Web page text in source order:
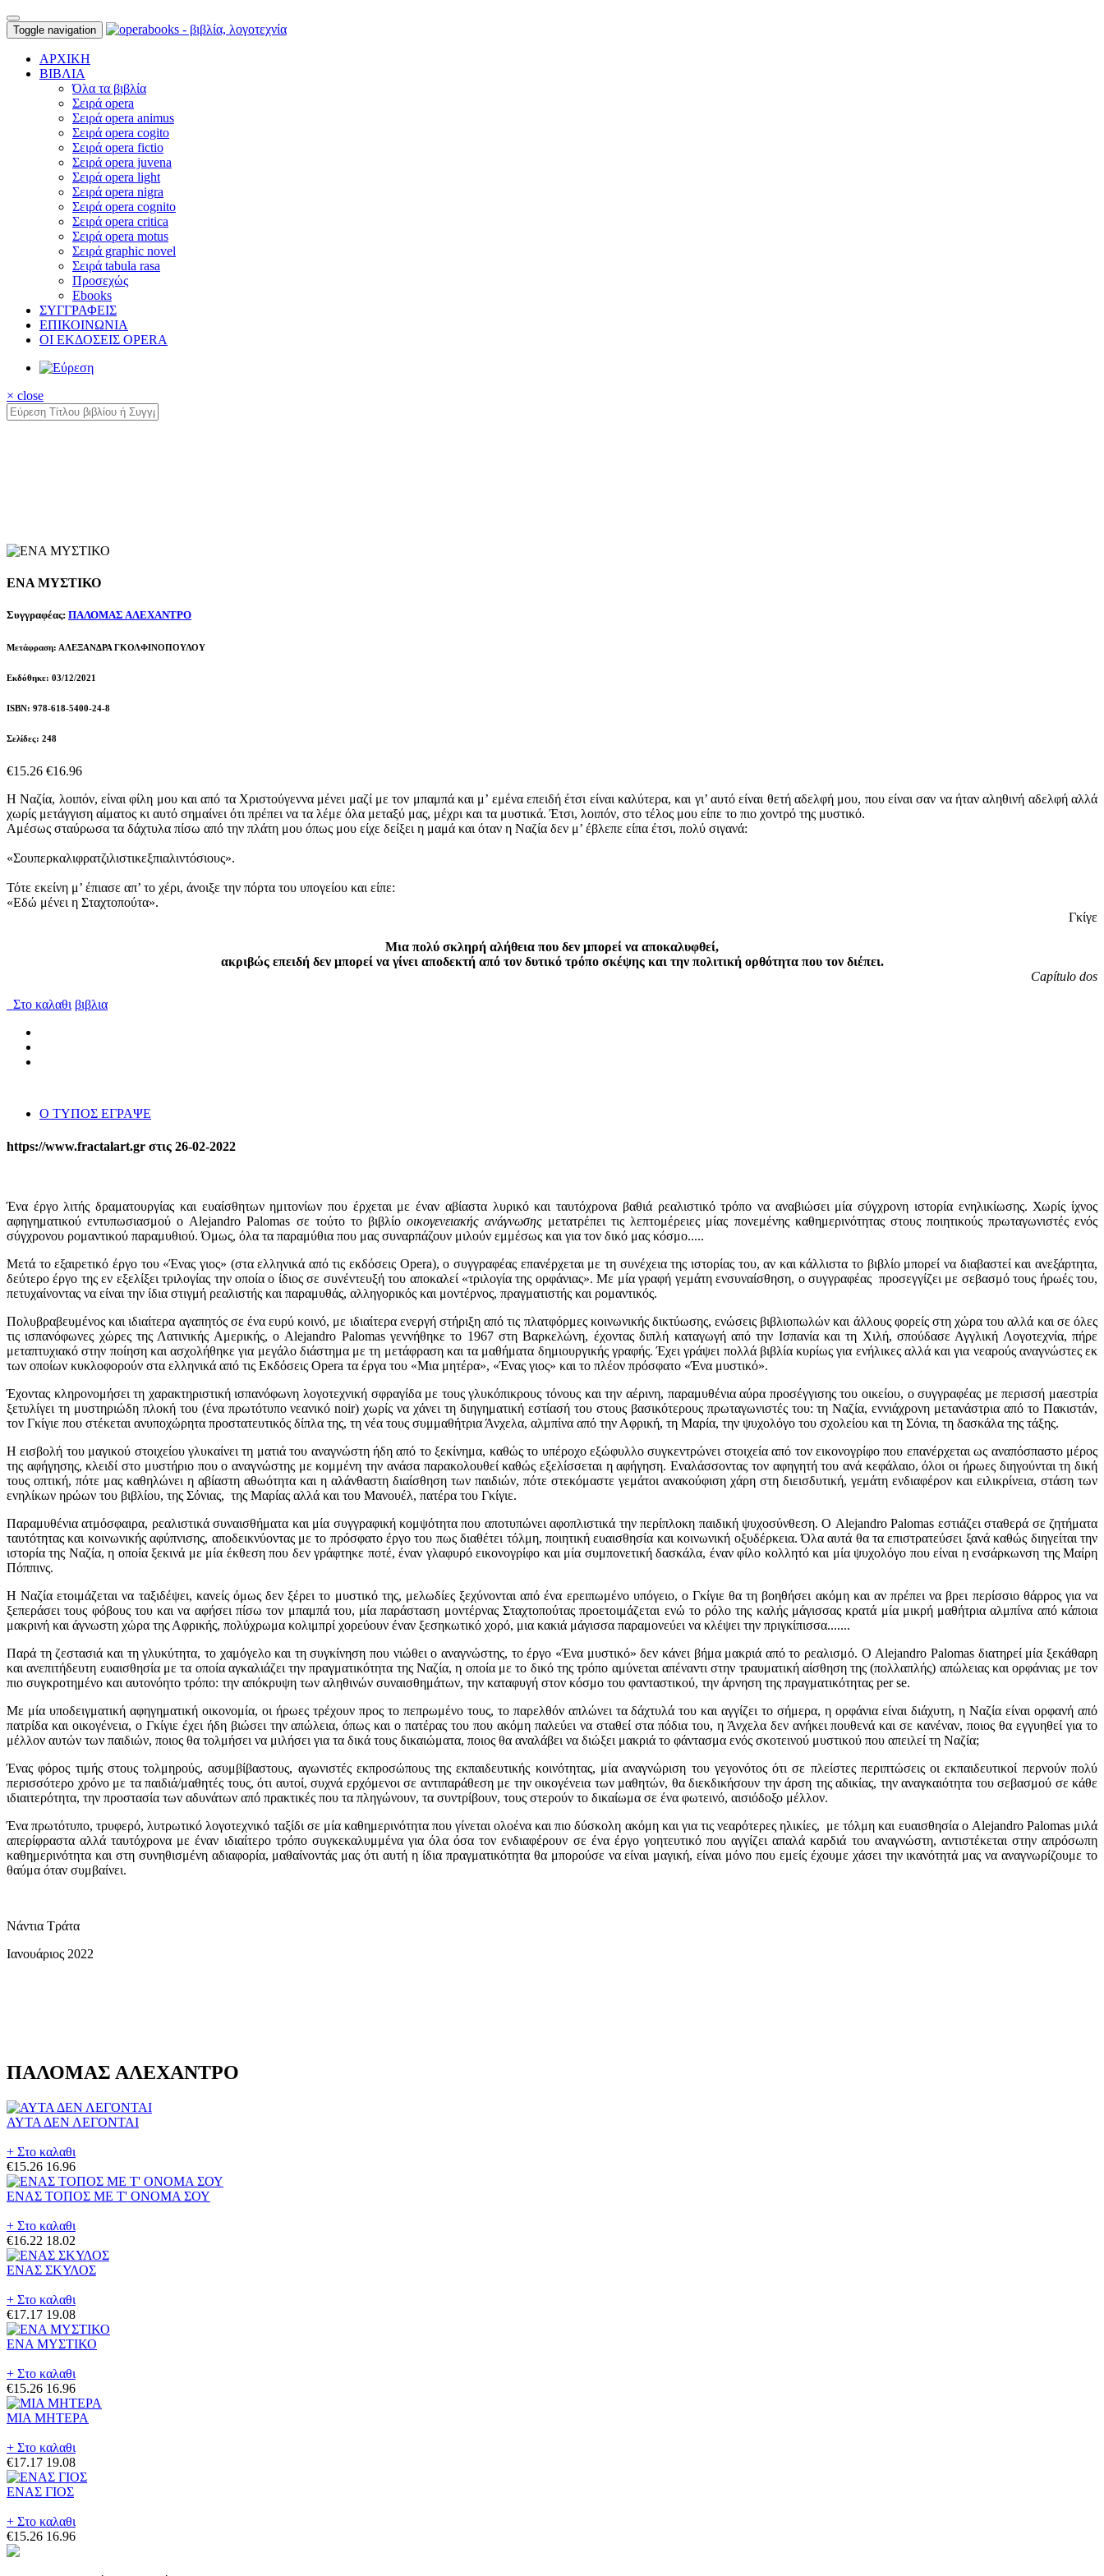
Toggle navigation
ΑΡΧΙΚΗ
ΒΙΒΛΙΑ
Όλα τα βιβλία
Σειρά opera
Σειρά opera animus
Σειρά opera cogito
Σειρά opera fictio
Σειρά opera juvena
Σειρά opera light
Σειρά opera nigra
Σειρά opera cognito
Σειρά opera critica
Σειρά opera motus
Σειρά graphic novel
Σειρά tabula rasa
Προσεχώς
Ebooks
ΣΥΓΓΡΑΦΕΙΣ
ΕΠΙΚΟΙΝΩΝΙΑ
ΟΙ ΕΚΔΟΣΕΙΣ OPERA
× close
ΕΝΑ ΜΥΣΤΙΚΟ
Συγγραφέας: ΠΑΛΟΜΑΣ ΑΛΕΧΑΝΤΡΟ
Μετάφραση: ΑΛΕΞΑΝΔΡΑ ΓΚΟΛΦΙΝΟΠΟΥΛΟΥ
Εκδόθηκε: 03/12/2021
ISBN: 978-618-5400-24-8
Σελίδες: 248
€15.26 €16.96
Η Ναζία, λοιπόν, είναι φίλη μου και από τα Χριστούγεννα μένει μαζί με τον μπαμπά και μ’ εμένα επειδή έτσι είναι καλύτερα, και γι’ αυτό είναι θετή αδελφή μου, που είναι σαν να ήταν αληθινή αδελφή αλλά
χωρίς μετάγγιση αίματος κι αυτό σημαίνει ότι πρέπει να τα λέμε όλα μεταξύ μας, μέχρι και τα μυστικά. Έτσι, λοιπόν, στο τέλος μου είπε το πιο χοντρό της μυστικό.
Αμέσως σταύρωσα τα δάχτυλα πίσω από την πλάτη μου όπως μου είχε δείξει η μαμά και όταν η Ναζία δεν μ’ έβλεπε είπα έτσι, πολύ σιγανά:
«Σουπερκαλιφρατζιλιστικεξπιαλιντόσιους».
Τότε εκείνη μ’ έπιασε απ’ το χέρι, άνοιξε την πόρτα του υπογείου και είπε:
«Εδώ μένει η Σταχτοπούτα».
Γκίγε
Μια πολύ σκληρή αλήθεια που δεν μπορεί να αποκαλυφθεί,
ακριβώς επειδή δεν μπορεί να γίνει αποδεκτή από τον δυτικό τρόπο σκέψης και την πολιτική ορθότητα που τον διέπει.
Capítulo dos
Στο καλαθι βιβλια
Ο ΤΥΠΟΣ ΕΓΡΑΨΕ
https://www.fractalart.gr στις 26-02-2022
Ένα έργο λιτής δραματουργίας και ευαίσθητων ημιτονίων που έρχεται με έναν αβίαστα λυρικό και ταυτόχρονα βαθιά ρεαλιστικό τρόπο να αναβιώσει μία σύγχρονη ιστορία ενηλικίωσης. Χωρίς ίχνος
αφηγηματικού εντυπωσιασμού ο Alejandro Palomas σε τούτο το βιβλίο οικογενειακής ανάγνωσης μετατρέπει τις λεπτομέρειες μίας πονεμένης καθημερινότητας στους ποιητικούς πρωταγωνιστές ενός
σύγχρονου ρομαντικού παραμυθιού. Όμως, όλα τα παραμύθια που μας συναρπάζουν μιλούν εμμέσως και για τον δικό μας κόσμο.....
Μετά το εξαιρετικό έργο του «Ένας γιος» (στα ελληνικά από τις εκδόσεις Opera), ο συγγραφέας επανέρχεται με τη συνέχεια της ιστορίας του, αν και κάλλιστα το βιβλίο μπορεί να διαβαστεί και ανεξάρτητα,
δεύτερο έργο της εν εξελίξει τριλογίας την οποία ο ίδιος σε συνέντευξή του αποκαλεί «τριλογία της ορφάνιας». Με μία γραφή γεμάτη ενσυναίσθηση, ο συγγραφέας προσεγγίζει με σεβασμό τους ήρωές του,
πετυχαίνοντας να είναι την ίδια στιγμή ρεαλιστής και παραμυθάς, αλληγορικός και μοντέρνος, πραγματιστής και ρομαντικός.
Πολυβραβευμένος και ιδιαίτερα αγαπητός σε ένα ευρύ κοινό, με ιδιαίτερα ενεργή στήριξη από τις πλατφόρμες κοινωνικής δικτύωσης, ενώσεις βιβλιοπωλών και άλλους φορείς στη χώρα του αλλά και σε όλες
τις ισπανόφωνες χώρες της Λατινικής Αμερικής, ο Alejandro Palomas γεννήθηκε το 1967 στη Βαρκελώνη, έχοντας διπλή καταγωγή από την Ισπανία και τη Χιλή, σπούδασε Αγγλική Λογοτεχνία, πήρε
μεταπτυχιακό στην ποίηση και ασχολήθηκε για μεγάλο διάστημα με τη μετάφραση και τα μαθήματα δημιουργικής γραφής. Έχει γράψει πολλά βιβλία κυρίως για ενήλικες αλλά και για νεαρούς αναγνώστες εκ
των οποίων κυκλοφορούν στα ελληνικά από τις Εκδόσεις Opera τα έργα του «Μια μητέρα», «Ένας γιος» και το πλέον πρόσφατο «Ένα μυστικό».
Έχοντας κληρονομήσει τη χαρακτηριστική ισπανόφωνη λογοτεχνική σφραγίδα με τους γλυκόπικρους τόνους και την αέρινη, παραμυθένια αύρα προσέγγισης του οικείου, ο συγγραφέας με περισσή μαεστρία
ξετυλίγει τη μυστηριώδη πλοκή του (ένα πρωτότυπο νεανικό noir) χωρίς να χάνει τη διηγηματική εστίασή του στους βασικότερους πρωταγωνιστές του: τη Ναζία, εννιάχρονη μετανάστρια από το Πακιστάν,
τον Γκίγιε που στέκεται ανυποχώρητα προστατευτικός δίπλα της, τη νέα τους συμμαθήτρια Άνχελα, αλμπίνα από την Αφρική, τη Μαρία, την ψυχολόγο του σχολείου και τη Σόνια, τη δασκάλα της τάξης.
Η εισβολή του μαγικού στοιχείου γλυκαίνει τη ματιά του αναγνώστη ήδη από το ξεκίνημα, καθώς το υπέροχο εξώφυλλο συγκεντρώνει στοιχεία από τον εικονογρίφο που επανέρχεται ως αναπόσπαστο μέρος
της αφήγησης, κλειδί στο μυστήριο που ο αναγνώστης με κομμένη την ανάσα παρακολουθεί καθώς εξελίσσεται η αφήγηση. Εναλάσσοντας τον αφηγητή του ανά κεφάλαιο, όλοι οι ήρωες διηγούνται τη δική
τους οπτική, πότε μας καθηλώνει η αβίαστη αθωότητα και η αλάνθαστη διαίσθηση των παιδιών, πότε στεκόμαστε γεμάτοι ανακούφιση χάρη στη διεισδυτική, γεμάτη ενδιαφέρον και ειλικρίνεια, στάση των
ενηλίκων ηρώων του βιβλίου, της Σόνιας, της Μαρίας αλλά και του Μανουέλ, πατέρα του Γκίγιε.
Παραμυθένια ατμόσφαιρα, ρεαλιστικά συναισθήματα και μία συγγραφική κομψότητα που αποτυπώνει αφοπλιστικά την περίπλοκη παιδική ψυχοσύνθεση. Ο Alejandro Palomas εστιάζει σταθερά σε ζητήματα
ταυτότητας και κοινωνικής αφύπνισης, αποδεικνύοντας με το πρόσφατο έργο του πως διαθέτει τόλμη, ποιητική ευαισθησία και κοινωνική οξυδέρκεια. Όλα αυτά θα τα επιστρατεύσει ξανά καθώς διηγείται την
ιστορία της Ναζία, η οποία ξεκινά με μία έκθεση που δεν γράφτηκε ποτέ, έναν γλαφυρό εικονογρίφο και μία συμπονετική δασκάλα, έναν φίλο κολλητό και μία ψυχολόγο που είναι η ενσάρκωνση της Μαίρη
Πόππινς.
Η Ναζία ετοιμάζεται να ταξιδέψει, κανείς όμως δεν ξέρει το μυστικό της, μελωδίες ξεχύνονται από ένα ερειπωμένο υπόγειο, ο Γκίγιε θα τη βοηθήσει ακόμη και αν πρέπει να βρει περίσσιο θάρρος για να
ξεπεράσει τους φόβους του και να αφήσει πίσω τον μπαμπά του, μία παράσταση μοντέρνας Σταχτοπούτας προετοιμάζεται ενώ το ρόλο της καλής μάγισσας κρατά μία μικρή μαθήτρια αλμπίνα από κάποια
μακρινή και άγνωστη χώρα της Αφρικής, πολύχρωμα κολιμπρί χορεύουν έναν ξεσηκωτικό χορό, μια κακιά μάγισσα παραμονεύει να κλέψει την πριγκίπισσα.......
Παρά τη ζεστασιά και τη γλυκύτητα, το χαμόγελο και τη συγκίνηση που νιώθει ο αναγνώστης, το έργο «Ένα μυστικό» δεν κάνει βήμα μακριά από το ρεαλισμό. Ο Alejandro Palomas διατηρεί μία ξεκάθαρη
και ανεπιτήδευτη ευαισθησία με τα οποία αγκαλιάζει την πραγματικότητα της Ναζία, η οποία με το δικό της τρόπο αμύνεται απέναντι στην τραυματική αίσθηση της (πολλαπλής) απώλειας και ορφάνιας με τον
πιο συγκροτημένο και αυτονόητο τρόπο: την απόκρυψη των αληθινών συναισθημάτων, την καταφυγή στον κόσμο του φανταστικού, την άρνηση της πραγματικότητας per se.
Με μία υποδειγματική αφηγηματική οικονομία, οι ήρωες τρέχουν προς το πεπρωμένο τους, το παρελθόν απλώνει τα δάχτυλά του και αγγίζει το σήμερα, η ορφάνια είναι διάχυτη, η Ναζία είναι ορφανή από
πατρίδα και οικογένεια, ο Γκίγιε έχει ήδη βιώσει την απώλεια, όπως και ο πατέρας του που ακόμη παλεύει να σταθεί στα πόδια του, η Άνχελα δεν ανήκει πουθενά και σε κανέναν, ποιος θα εγγυηθεί για το
μέλλον αυτών των παιδιών, ποιος θα τολμήσει να μιλήσει για τα δικά τους δικαιώματα, ποιος θα αναλάβει να διώξει μακριά το φάντασμα ενός σκοτεινού μυστικού που απειλεί τη Ναζία;
Ένας φόρος τιμής στους τολμηρούς, ασυμβίβαστους, αγωνιστές εκπροσώπους της εκπαιδευτικής κοινότητας, μία αναγνώριση του γεγονότος ότι σε πλείστες περιπτώσεις οι εκπαιδευτικοί περνούν πολύ
περισσότερο χρόνο με τα παιδιά/μαθητές τους, ότι αυτοί, συχνά ερχόμενοι σε αντιπαράθεση με την οικογένεια των μαθητών, θα διεκδικήσουν την άρση της αδικίας, την αναγκαιότητα του σεβασμού σε κάθε
ιδιαιτερότητα, την προστασία των αδυνάτων από πρακτικές που τα πληγώνουν, τα συντρίβουν, τους στερούν το δικαίωμα σε ένα φωτεινό, αισιόδοξο μέλλον.
Ένα πρωτότυπο, τρυφερό, λυτρωτικό λογοτεχνικό ταξίδι σε μία καθημερινότητα που γίνεται ολοένα και πιο δύσκολη ακόμη και για τις νεαρότερες ηλικίες, με τόλμη και ευαισθησία ο Alejandro Palomas μιλά
απερίφραστα αλλά ταυτόχρονα με έναν ιδιαίτερο τρόπο συγκεκαλυμμένα για όλα όσα τον ενδιαφέρουν σε ένα έργο γοητευτικό που αγγίζει απαλά καρδιά του αναγνώστη, αντιστέκεται στην απρόσωπη
καθημερινότητα και στη συνηθισμένη αδιαφορία, μαθαίνοντάς μας ότι αυτή η ίδια πραγματικότητα θα μπορούσε να είναι μαγική, είναι μόνο που εμείς έχουμε χάσει την ικανότητά μας να αναγνωρίζουμε το
θαύμα όταν συμβαίνει.
Νάντια Τράτα
Ιανουάριος 2022
ΠΑΛΟΜΑΣ ΑΛΕΧΑΝΤΡΟ
ΑΥΤΑ ΔΕΝ ΛΕΓΟΝΤΑΙ
+ Στο καλαθι
€15.26 16.96
ΕΝΑΣ ΤΟΠΟΣ ΜΕ Τ' ΟΝΟΜΑ ΣΟΥ
+ Στο καλαθι
€16.22 18.02
ΕΝΑΣ ΣΚΥΛΟΣ
+ Στο καλαθι
€17.17 19.08
ΕΝΑ ΜΥΣΤΙΚΟ
+ Στο καλαθι
€15.26 16.96
ΜΙΑ ΜΗΤΕΡΑ
+ Στο καλαθι
€17.17 19.08
ΕΝΑΣ ΓΙΟΣ
+ Στο καλαθι
€15.26 16.96